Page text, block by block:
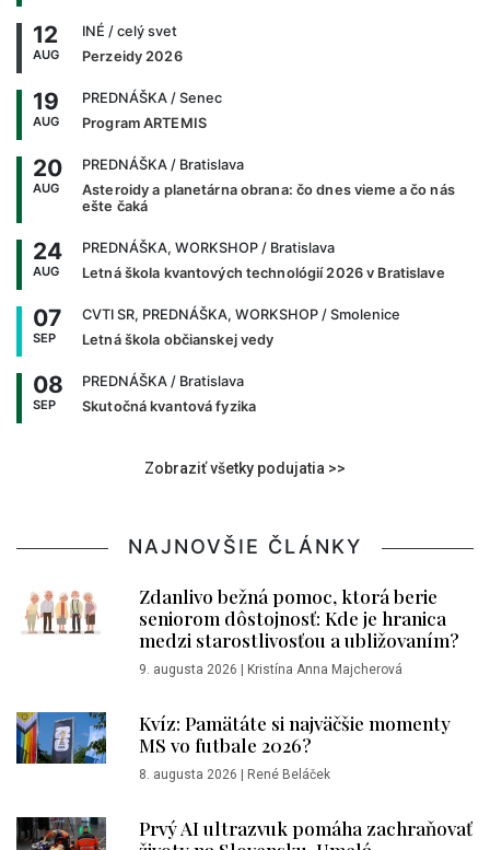
12
AUG
INÉ / celý svet
Perzeidy 2026
19
AUG
PREDNÁŠKA / Senec
Program ARTEMIS
20
AUG
PREDNÁŠKA / Bratislava
Asteroidy a planetárna obrana: čo dnes vieme a čo nás
ešte čaká
24
AUG
PREDNÁŠKA, WORKSHOP / Bratislava
Letná škola kvantových technológií 2026 v Bratislave
07
SEP
CVTI SR, PREDNÁŠKA, WORKSHOP / Smolenice
Letná škola občianskej vedy
08
SEP
PREDNÁŠKA / Bratislava
Skutočná kvantová fyzika
Zobraziť všetky podujatia >>
NAJNOVŠIE ČLÁNKY
Zdanlivo bežná pomoc, ktorá berie
seniorom dôstojnosť: Kde je hranica
medzi starostlivosťou a ubližovaním?
9. augusta 2026 Kristína Anna Majcherová
Kvíz: Pamätáte si najväčšie momenty
MS vo futbale 2026?
8. augusta 2026 René Beláček
Prvý AI ultrazvuk pomáha zachraňovať